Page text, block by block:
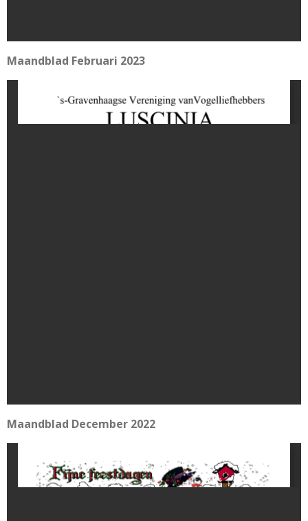
Maandblad Februari 2023
Maandblad December 2022